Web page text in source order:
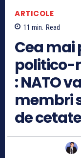
ARTICOLE
11 min. Read
Cea
politico-
: NATO
membri
de